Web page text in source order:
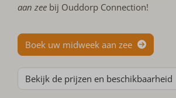
aan zee bij Ouddorp Connection!
Boek uw midweek aan zee
Bekijk de prijzen en beschikbaarheid